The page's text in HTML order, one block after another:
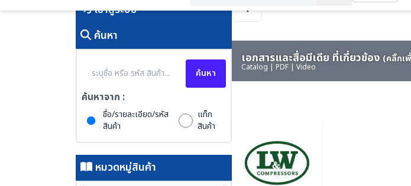
เข้าสู่ระบบ
ค้นหา
ค้นหา
ค้นหาจาก :
ชื่อ/รายละเอียด/รหัส
สินค้า
แท็ก
สินค้า
หมวดหมู่สินค้า
เอกสารและสื่อมีเดีย ที่เกี่ยวข้อง (คลิ๊กเ
Catalog | PDF | Video